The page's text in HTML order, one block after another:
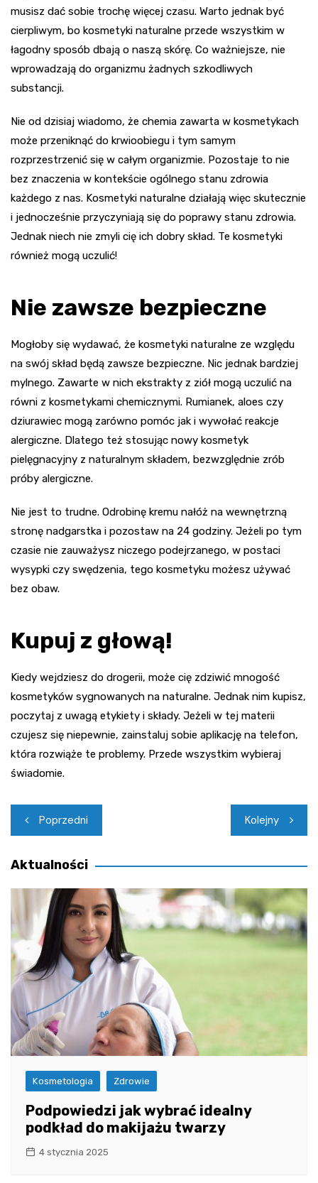
musisz dać sobie trochę więcej czasu. Warto jednak być
cierpliwym, bo kosmetyki naturalne przede wszystkim w
łagodny sposób dbają o naszą skórę. Co ważniejsze, nie
wprowadzają do organizmu żadnych szkodliwych
substancji.
Nie od dzisiaj wiadomo, że chemia zawarta w kosmetykach
może przeniknąć do krwioobiegu i tym samym
rozprzestrzenić się w całym organizmie. Pozostaje to nie
bez znaczenia w kontekście ogólnego stanu zdrowia
każdego z nas. Kosmetyki naturalne działają więc skutecznie
i jednocześnie przyczyniają się do poprawy stanu zdrowia.
Jednak niech nie zmyli cię ich dobry skład. Te kosmetyki
również mogą uczulić!
Nie zawsze bezpieczne
Mogłoby się wydawać, że kosmetyki naturalne ze względu
na swój skład będą zawsze bezpieczne. Nic jednak bardziej
mylnego. Zawarte w nich ekstrakty z ziół mogą uczulić na
równi z kosmetykami chemicznymi. Rumianek, aloes czy
dziurawiec mogą zarówno pomóc jak i wywołać reakcje
alergiczne. Dlatego też stosując nowy kosmetyk
pielęgnacyjny z naturalnym składem, bezwzględnie zrób
próby alergiczne.
Nie jest to trudne. Odrobinę kremu nałóż na wewnętrzną
stronę nadgarstka i pozostaw na 24 godziny. Jeżeli po tym
czasie nie zauważysz niczego podejrzanego, w postaci
wysypki czy swędzenia, tego kosmetyku możesz używać
bez obaw.
Kupuj z głową!
Kiedy wejdziesz do drogerii, może cię zdziwić mnogość
kosmetyków sygnowanych na naturalne. Jednak nim kupisz,
poczytaj z uwagą etykiety i składy. Jeżeli w tej materii
czujesz się niepewnie, zainstaluj sobie aplikację na telefon,
która rozwiąże te problemy. Przede wszystkim wybieraj
świadomie.
Nawigacja
wpisu
Poprzedni Kolejny
Aktualności
Kosmetologia Zdrowie
Podpowiedzi jak wybrać idealny
podkład do makijażu twarzy
4 stycznia 2025